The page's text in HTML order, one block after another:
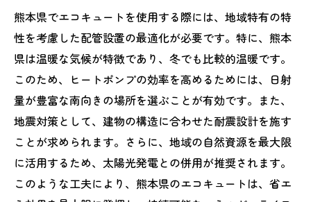
熊本県でエコキュートを使用する際には、地域特有の特
性を考慮した配管設置の最適化が必要です。特に、熊本
県は温暖な気候が特徴であり、冬でも比較的温暖です。
このため、ヒートポンプの効率を高めるためには、日射
量が豊富な南向きの場所を選ぶことが有効です。また、
地震対策として、建物の構造に合わせた耐震設計を施す
ことが求められます。さらに、地域の自然資源を最大限
に活用するため、太陽光発電との併用が推奨されます。
このような工夫により、熊本県のエコキュートは、省エ